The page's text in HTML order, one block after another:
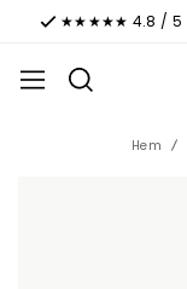
★★★★★ 4.8 / 5
Hem